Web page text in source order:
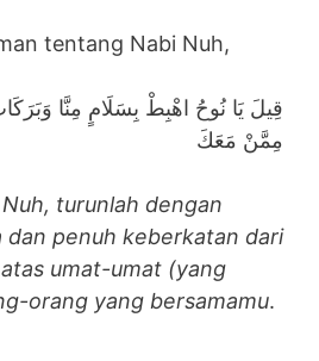
tentang Nabi Nuh,
قِيلَ يَا نُوحُ اهْبِطْ بِسَلَامٍ مِنَّا
مِمَّنْ مَعَكَ
turunlah dengan
dan penuh keberkatan dari
umat-umat (yang
orang yang bersamamu.